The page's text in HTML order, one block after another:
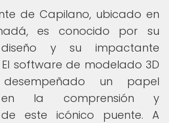
de Capilano, ubicado en
es conocido por su
diseño y su impactante
software de modelado 3D
un papel
en la comprensión y
de este icónico puente. A